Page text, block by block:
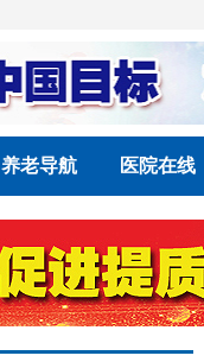
养老导航 医院在线